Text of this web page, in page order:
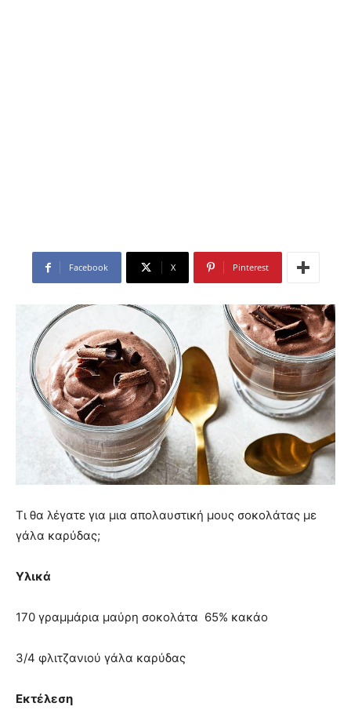
Facebook X Pinterest
Τι θα λέγατε για μια απολαυστική μους σοκολάτας με
γάλα καρύδας;
Υλικά
170 γραμμάρια μαύρη σοκολάτα 65% κακάο
3/4 φλιτζανιού γάλα καρύδας
Εκτέλεση